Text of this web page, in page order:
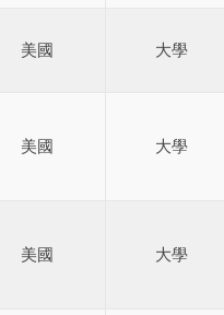
美國 大學
美國 大學
美國 大學